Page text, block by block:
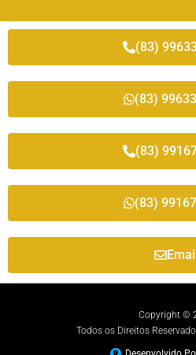
(83)
(83)
(83)
(83)
Email
Copyright ©
Todos os Direitos